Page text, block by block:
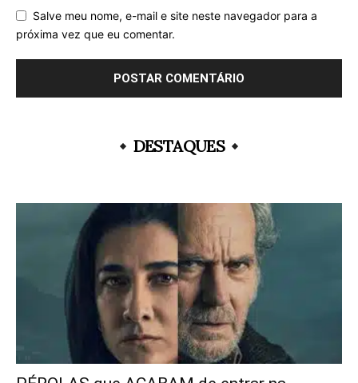
Salve meu nome, e-mail e site neste navegador para a
próxima vez que eu comentar.
DESTAQUES